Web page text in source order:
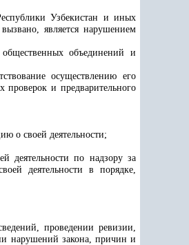
Узбекистан и иных
является нарушением
объединений и
осуществлению его
проверок и предварительного
о своей деятельности;
деятельности по надзору за
деятельности в порядке,
проведении ревизии,
нарушений закона, причин и